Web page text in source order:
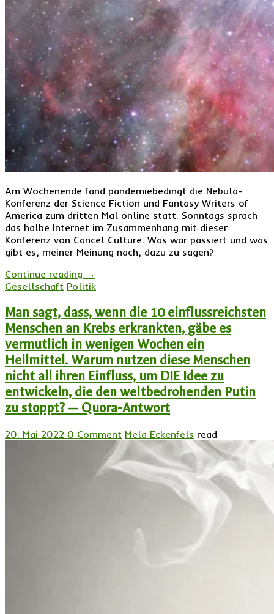
Am Wochenende fand pandemiebedingt die Nebula-
Konferenz der Science Fiction und Fantasy Writers of
America zum dritten Mal online statt. Sonntags sprach
das halbe Internet im Zusammenhang mit dieser
Konferenz von Cancel Culture. Was war passiert und was
gibt es, meiner Meinung nach, dazu zu sagen?
Continue reading →
Gesellschaft Politik
Man sagt, dass, wenn die 10 einflussreichsten
Menschen an Krebs erkrankten, gäbe es
vermutlich in wenigen Wochen ein
Heilmittel. Warum nutzen diese Menschen
nicht all ihren Einfluss, um DIE Idee zu
entwickeln, die den weltbedrohenden Putin
zu stoppt? — Quora-Antwort
20. Mai 2022 0 Comment Mela Eckenfels read